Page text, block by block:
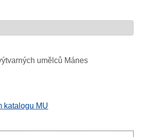
umělců Mánes
katalogu MU